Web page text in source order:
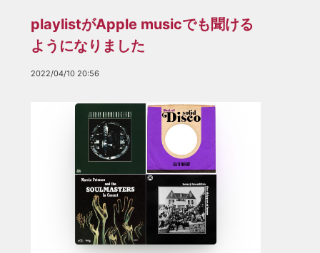
playlistがApple musicでも聞ける
ようになりました
2022/04/10 20:56